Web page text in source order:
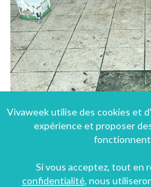
Gîte de Charme
Gîte
4 chambres 7
Vivaweek utilise des cookies et
expérience et proposer
Si vous acceptez, tout en
confidentialité, nous